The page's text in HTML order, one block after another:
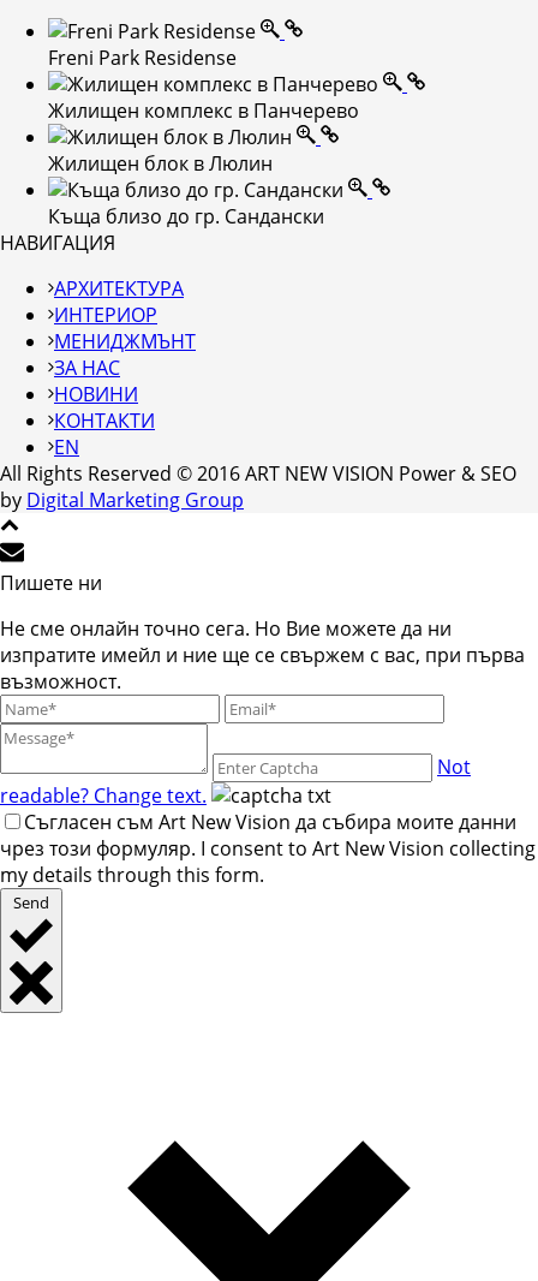
Freni Park Residense
Жилищен комплекс в Панчерево
Жилищен блок в Люлин
Къща близо до гр. Сандански
НАВИГАЦИЯ
АРХИТЕКТУРА
ИНТЕРИОР
МЕНИДЖМЪНТ
ЗА НАС
НОВИНИ
КОНТАКТИ
EN
All Rights Reserved © 2016 ART NEW VISION Power & SEO
by Digital Marketing Group
Пишете ни
Не сме онлайн точно сега. Но Вие можете да ни
изпратите имейл и ние ще се свържем с вас, при първа
възможност.
Not
readable? Change text.
Съгласен съм Art New Vision да събира моите данни
чрез този формуляр. I consent to Art New Vision collecting
my details through this form.
Send